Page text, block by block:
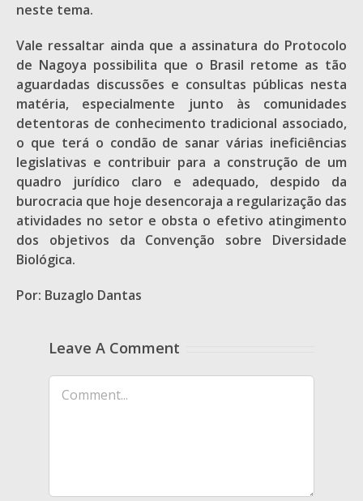
neste tema.
Vale ressaltar ainda que a assinatura do Protocolo
de Nagoya possibilita que o Brasil retome as tão
aguardadas discussões e consultas públicas nesta
matéria, especialmente junto às comunidades
detentoras de conhecimento tradicional associado,
o que terá o condão de sanar várias ineficiências
legislativas e contribuir para a construção de um
quadro jurídico claro e adequado, despido da
burocracia que hoje desencoraja a regularização das
atividades no setor e obsta o efetivo atingimento
dos objetivos da Convenção sobre Diversidade
Biológica.
Por: Buzaglo Dantas
Leave A Comment
Comment